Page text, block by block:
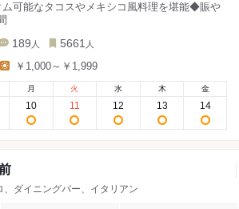
ム可能なタコスやメキシコ風料理を堪能◆賑や
189 人 5661 人
￥1,000～￥1,999
月
10
火
11
水
12
木
13
金
14
ダイニングバー、イタリアン